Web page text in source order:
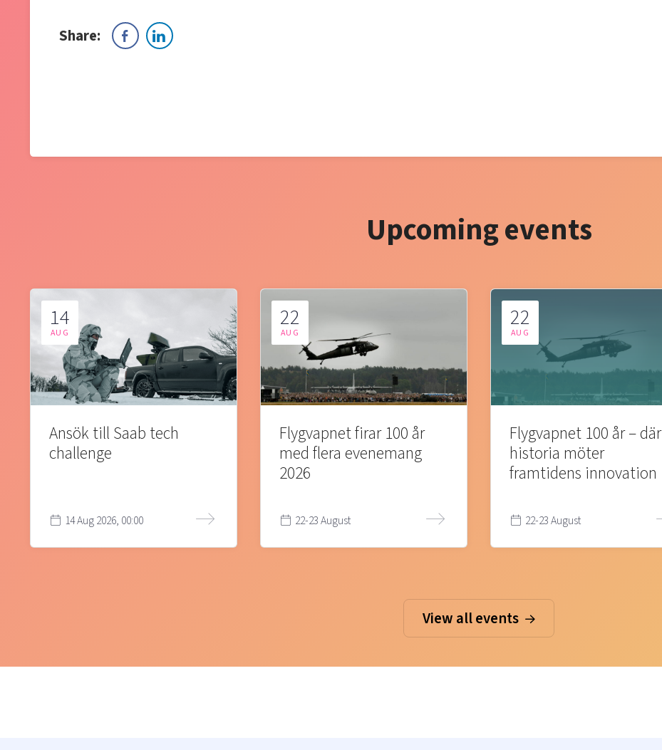
Share:
Upcoming events
14
AUG
Ansök till Saab tech
challenge
14 Aug 2026, 00:00
22
AUG
Flygvapnet firar 100 år
med flera evenemang
2026
22-23 August
22
AUG
Flygvapnet 100 år – där
historia möter
framtidens innovation
22-23 August
View all events